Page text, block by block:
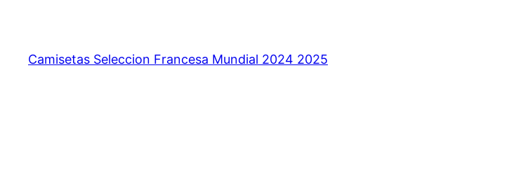
contenido
Camisetas Seleccion Francesa Mundial 2024 2025